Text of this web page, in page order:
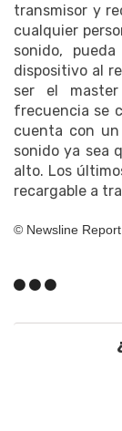
transmisor y
cualquier
sonido,
dispositivo al
ser el
frecuencia se
cuenta con
sonido ya sea
alto. Los
recargable a
© Newsline